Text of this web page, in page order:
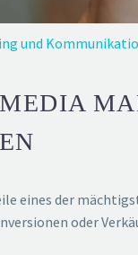
und
eines der
oder